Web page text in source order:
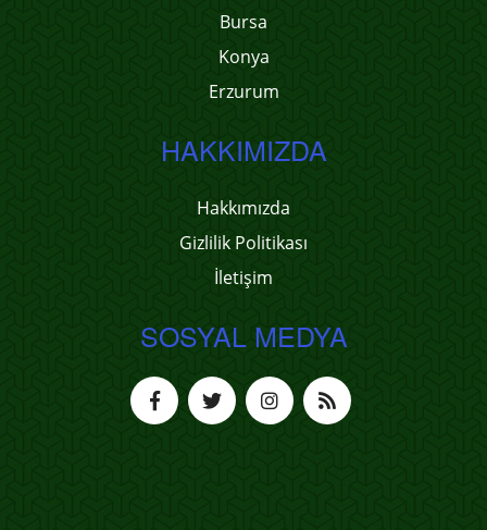
Bursa
Konya
Erzurum
HAKKIMIZDA
Hakkımızda
Gizlilik Politikası
İletişim
SOSYAL MEDYA